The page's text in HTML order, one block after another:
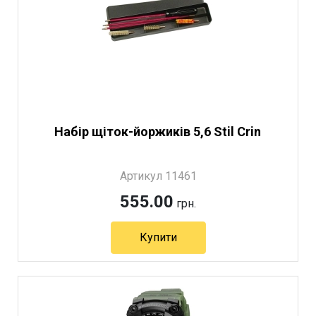
Набір щіток-йоржиків 5,6 Stil Crin
Артикул 11461
555.00 грн.
Купити